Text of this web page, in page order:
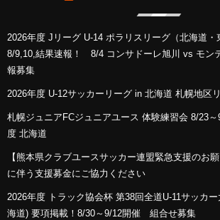
2026年度 Jリーグ U-14 ポラリスリーグ（北海道・
8/9,10,結果速報！ 8/4 コンサドーレ旭川 vs モン
報募集
2026年度 U-12サッカーリーグ in 北海道 札幌地区
札幌ジュニアFCジュニアユース 体験練習会 8/23
度 北海道
【熊本県クラブユースサッカー連盟緊急支援のお
に伴う支援募金にご協力ください
2026年度 トラック協会杯 第38回全道U-11サッカ
海道) 要項掲載！8/30～9/12開催 組合せ募集